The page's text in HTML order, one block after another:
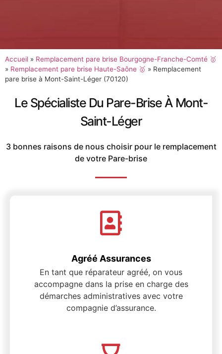
Accueil » Remplacement pare brise Bourgogne-Franche-Comté 🥇
» Remplacement pare brise Haute-Saône 🥇 » Remplacement
pare brise à Mont-Saint-Léger (70120)
Le Spécialiste Du Pare-Brise À Mont-
Saint-Léger
3 bonnes raisons de nous choisir pour le remplacement
de votre Pare-brise
Agréé Assurances
En tant que réparateur agréé, on vous
accompagne dans la prise en charge des
démarches administratives avec votre
compagnie d’assurance.